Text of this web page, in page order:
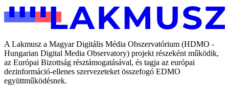
A Lakmusz a Magyar Digitális Média Obszervatórium (HDMO -
Hungarian Digital Media Observatory) projekt részeként működik,
az Európai Bizottság résztámogatásával, és tagja az európai
dezinformáció-ellenes szervezeteket összefogó EDMO
együttműködésnek.